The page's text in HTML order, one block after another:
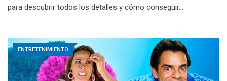
para descubrir todos los detalles y cómo conseguir…
ENTRETENIMIENTO